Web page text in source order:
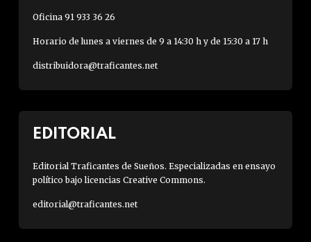
Oficina 91 933 36 26
Horario de lunes a viernes de 9 a 14:30 h y de 15:30 a 17 h
distribuidora@traficantes.net
EDITORIAL
Editorial Traficantes de Sueños. Especializadas en ensayo
político bajo licencias Creative Commons.
editorial@traficantes.net